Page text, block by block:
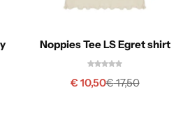
Noppies Tee LS Egret shirt
€17,50
€ 10,50